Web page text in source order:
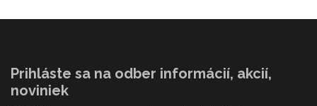
Prihláste sa na odber informácií, akcií,
noviniek